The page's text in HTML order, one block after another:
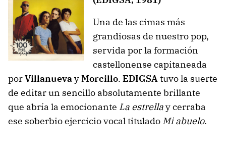
Una de las cimas más
grandiosas de nuestro pop,
servida por la formación
castellonense capitaneada
porVillanuevayMorcillo. EDIGSAtuvo la suerte
de editar un sencillo absolutamente brillante
que abría la emocionante La estrellay cerraba
ese soberbio ejercicio vocal titulado Mi abuelo.